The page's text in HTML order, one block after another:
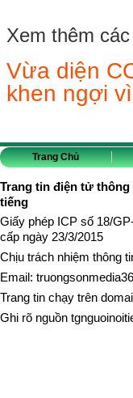
Xem thêm
Vừa diện
khen ngợi
Trang Chủ
Trang tin điện tử
tiếng
Giấy phép ICP số 18/
cấp ngày 23/3/2015
Chịu trách nhiệm thông
Email:
Trang tin chạy trên
Ghi rõ nguồn